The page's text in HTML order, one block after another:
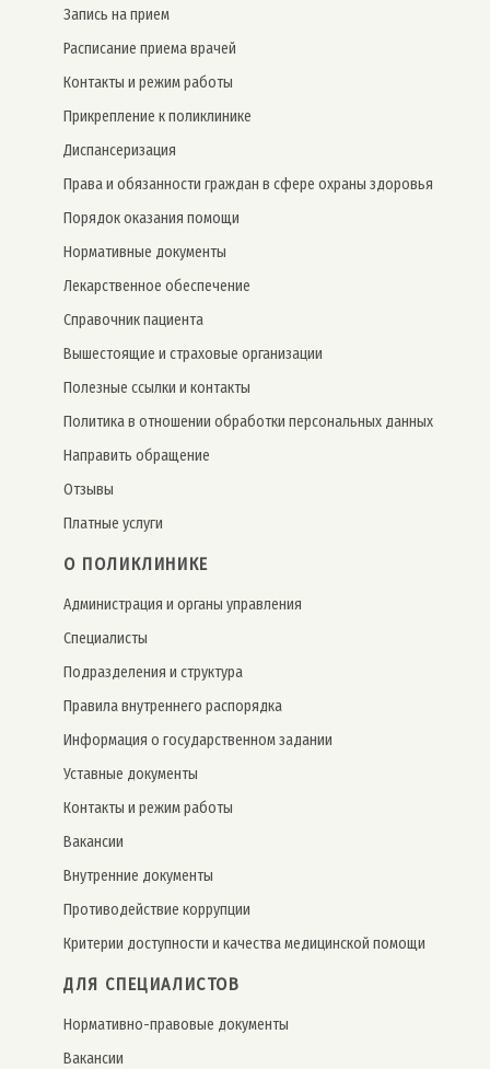
Запись на прием
Расписание приема врачей
Контакты и режим работы
Прикрепление к поликлинике
Дис­пансе­риза­ция
Права и обязанности граждан в сфере охраны здоровья
Порядок оказания помощи
Нормативные документы
Лекарственное обеспечение
Справочник пациента
Вышестоящие и страховые организации
Полезные ссылки и контакты
Политика в отношении обработки персональных данных
Направить обращение
Отзывы
Платные услуги
О ПОЛИКЛИНИКЕ
Администрация и органы управления
Специалисты
Подразделения и структура
Правила внутреннего распорядка
Информация о государственном задании
Уставные документы
Контакты и режим работы
Вакансии
Внутренние документы
Противодействие коррупции
Критерии доступности и качества медицинской помощи
ДЛЯ СПЕЦИАЛИСТОВ
Нормативно-правовые документы
Вакансии